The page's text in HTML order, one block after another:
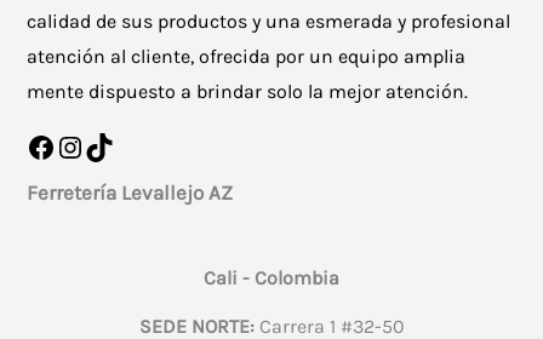
calidad de sus productos y una esmerada y profesional
atención al cliente, ofrecida por un equipo amplia
mente dispuesto a brindar solo la mejor atención.
Facebook
Instagram
TikTok
Ferretería Levallejo AZ
Cali - Colombia
SEDE NORTE:Carrera 1 #32-50